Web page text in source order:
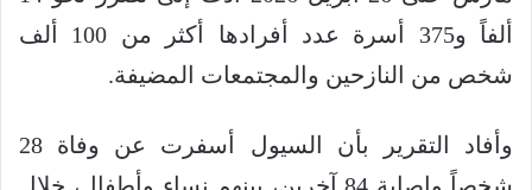
ألفاً و375 أسرة عدد أفرادها أكثر من 100 ألف
شخص من النازحين والمجتمعات المضيفة.
وأفاد التقرير بأن السيول أسفرت عن وفاة 28
شخصاً وإصابة 84 آخرين، بينهم نساء وأطفال، خلال